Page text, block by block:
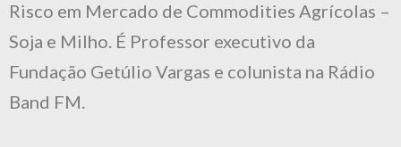
Risco em Mercado de Commodities Agrícolas –
Soja e Milho. É Professor executivo da
Fundação Getúlio Vargas e colunista na Rádio
Band FM.